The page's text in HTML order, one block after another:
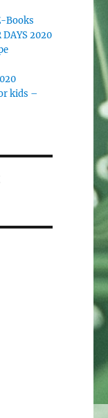
Books
2020
kids –